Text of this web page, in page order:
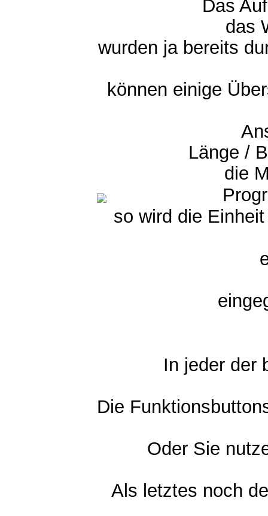
Das
das
wurden ja bereits
können einige
Länge /
die
so wird die
In jeder der
Die
Oder Sie
Als letztes noch